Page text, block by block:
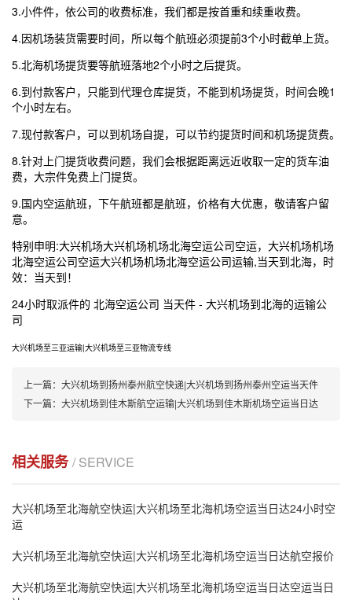
3.小件件，依公司的收费标准，我们都是按首重和续重收费。
4.因机场装货需要时间，所以每个航班必须提前3个小时截单上货。
5.北海机场提货要等航班落地2个小时之后提货。
6.到付款客户，只能到代理仓库提货，不能到机场提货，时间会晚1
个小时左右。
7.现付款客户，可以到机场自提，可以节约提货时间和机场提货费。
8.针对上门提货收费问题，我们会根据距离远近收取一定的货车油
费，大宗件免费上门提货。
9.国内空运航班，下午航班都是航班，价格有大优惠，敬请客户留
意。
特别申明:大兴机场大兴机场机场北海空运公司空运， 大兴机场机场
北海空运公司空运大兴机场机场北海空运公司运输,当天到北海，时
效：当天到！
24小时取派件的 北海空运公司 当天件 - 大兴机场到北海的运输公
司
大兴机场至三亚运输|大兴机场至三亚物流专线
上一篇： 大兴机场到扬州泰州航空快递|大兴机场到扬州泰州空运当天件
下一篇： 大兴机场到佳木斯航空运输|大兴机场到佳木斯机场空运当日达
相关服务/ SERVICE
大兴机场至北海航空快运|大兴机场至北海机场空运当日达24小时空
运
大兴机场至北海航空快运|大兴机场至北海机场空运当日达航空报价
大兴机场至北海航空快运|大兴机场至北海机场空运当日达空运当日